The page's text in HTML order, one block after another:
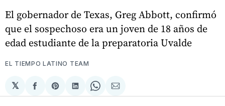
El gobernador de Texas, Greg Abbott, confirmó
que el sospechoso era un joven de 18 años de
edad estudiante de la preparatoria Uvalde
EL TIEMPO LATINO TEAM
𝕏
Compartir
en
Share
on
Compartir
en
Share
on
Compartir
via